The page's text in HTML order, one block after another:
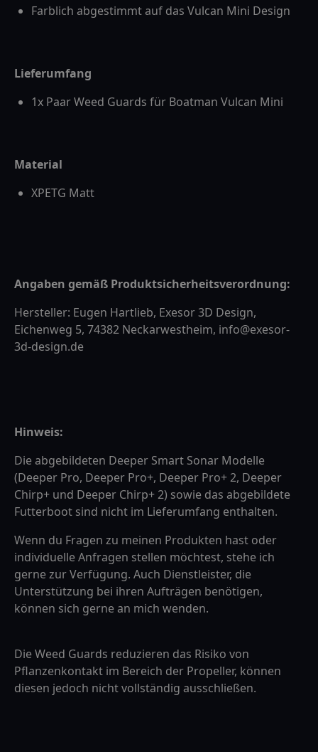
Farblich abgestimmt auf das Vulcan Mini Design
Lieferumfang
1x Paar Weed Guards für Boatman Vulcan Mini
Material
XPETG Matt
Angaben gemäß Produktsicherheitsverordnung:
Hersteller: Eugen Hartlieb, Exesor 3D Design,
Eichenweg 5, 74382 Neckarwestheim, info@exesor-
3d-design.de
Hinweis:
Die abgebildeten Deeper Smart Sonar Modelle
(Deeper Pro, Deeper Pro+, Deeper Pro+ 2, Deeper
Chirp+ und Deeper Chirp+ 2) sowie das abgebildete
Futterboot sind nicht im Lieferumfang enthalten.
Wenn du Fragen zu meinen Produkten hast oder
individuelle Anfragen stellen möchtest, stehe ich
gerne zur Verfügung. Auch Dienstleister, die
Unterstützung bei ihren Aufträgen benötigen,
können sich gerne an mich wenden.
Die Weed Guards reduzieren das Risiko von
Pflanzenkontakt im Bereich der Propeller, können
diesen jedoch nicht vollständig ausschließen.